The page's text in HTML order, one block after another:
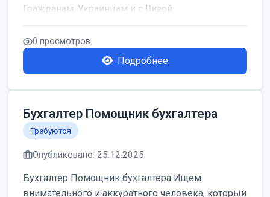
Гражданам, Украинцам и с Визой
0 просмотров
Подробнее
Бухгалтер Помощник бухгалтера
Требуются
Опубликовано: 25.12.2025
Бухгалтер Помощник бухгалтера Ищем
внимательного и аккуратного человека, который